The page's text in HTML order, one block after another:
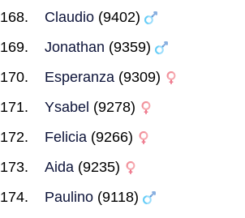
Claudio (9402)
Jonathan (9359)
Esperanza (9309)
Ysabel (9278)
Felicia (9266)
Aida (9235)
Paulino (9118)